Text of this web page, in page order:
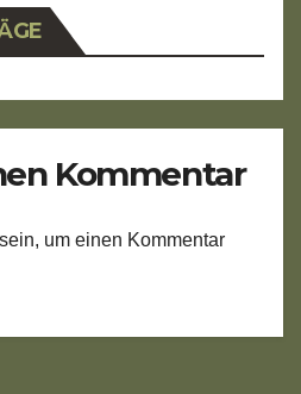
Kommentar
um einen Kommentar